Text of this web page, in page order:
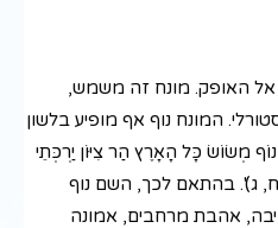
האופק. מונח זה משמש,
המונח נוף אף מופיע בלשון
מְשׂוֹשׂ כָּל הָאָרֶץ הַר צִיּוֹן יַרְכְּתֵי
ג)'. בהתאם לכך, השם נוף
אהבת מרחבים, אמונה